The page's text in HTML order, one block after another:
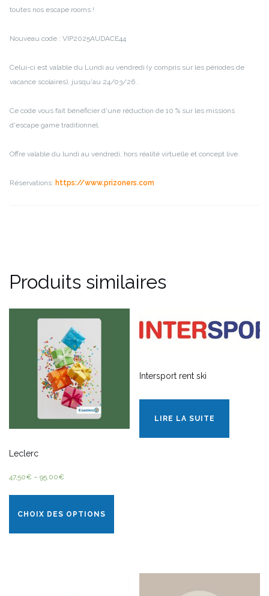
toutes nos escape rooms !
Nouveau code : VIP2025AUDACE44
Celui-ci est valable du Lundi au vendredi (y compris sur les périodes de
vacance scolaires), jusqu'au 24/03/26 .
Ce code vous fait bénéficier d'une réduction de 10 % sur les missions
d'escape game traditionnel.
Offre valable du lundi au vendredi, hors réalité virtuelle et concept live.
Réservations: https://www.prizoners.com
Produits similaires
Leclerc
47,50€ – 95,00€
CHOIX DES OPTIONS
Intersport rent ski
LIRE LA SUITE